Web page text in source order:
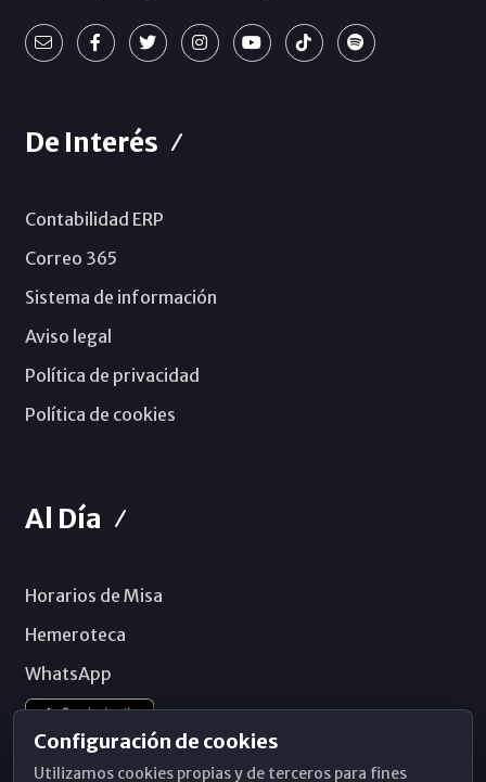
De Interés
Contabilidad ERP
Correo 365
Sistema de información
Aviso legal
Política de privacidad
Política de cookies
Al Día
Horarios de Misa
Hemeroteca
WhatsApp
Configuración de cookies
Utilizamos cookies propias y de terceros para fines